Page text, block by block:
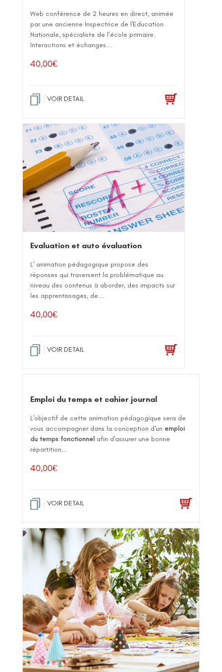
Web conférence de 2 heures en direct, animée
par une ancienne Inspectrice de l'Education
Nationale, spécialiste de l’école primaire.
Interactions et échanges...
40,00€
VOIR DETAIL
Evaluation et auto évaluation
L' animation pédagogique propose des
réponses qui traversent la problématique au
niveau des contenus à aborder, des impacts sur
les apprentissages, de...
40,00€
VOIR DETAIL
Emploi du temps et cahier journal
L'objectif de cette animation pédagogique sera de
vous accompagner dans la conception d'un emploi
du temps fonctionnel afin d'assurer une bonne
répartition...
40,00€
VOIR DETAIL